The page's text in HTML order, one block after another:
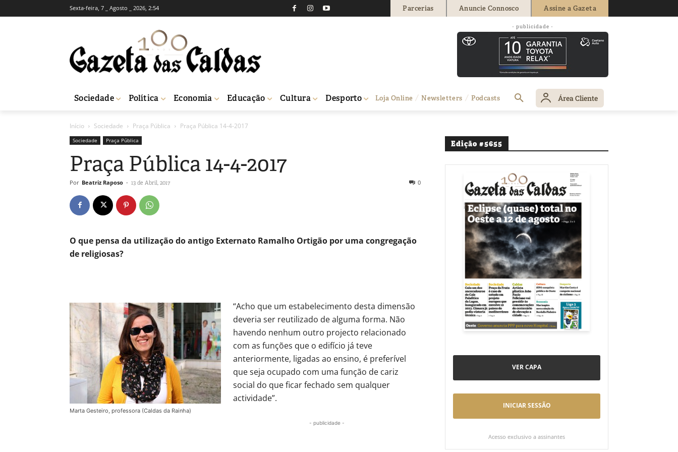
Sexta-feira, 7 _ Agosto _ 2026, 2:54 Parcerias Anuncie Connosco Assine a Gazeta
- publicidade -
Sociedade Política Economia Educação Cultura Desporto Loja Online Newsletters Podcasts Área Cliente
Início Sociedade Praça Pública Praça Pública 14-4-2017
Sociedade Praça Pública
Praça Pública 14-4-2017
Por Beatriz Raposo - 13 de Abril, 2017 0
O que pensa da utilização do antigo Externato Ramalho Ortigão por uma congregação
de religiosas?
Marta Gesteiro, professora (Caldas da Rainha)
“Acho que um estabelecimento desta dimensão
deveria ser reutilizado de alguma forma. Não
havendo nenhum outro projecto relacionado
com as funções que o edifício já teve
anteriormente, ligadas ao ensino, é preferível
que seja ocupado com uma função de cariz
social do que ficar fechado sem qualquer
actividade”.
- publicidade -
Edição #5655
VER CAPA
INICIAR SESSÃO
Acesso exclusivo a assinantes